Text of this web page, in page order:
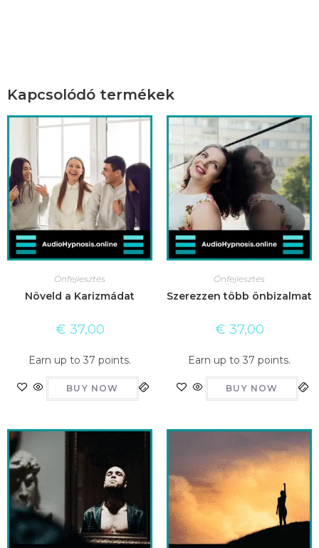
Kapcsolódó termékek
Önfejlesztés
Növeld a Karizmádat
€ 37,00
Earn up to 37 points.
BUY NOW
Önfejlesztés
Szerezzen több önbizalmat
€ 37,00
Earn up to 37 points.
BUY NOW